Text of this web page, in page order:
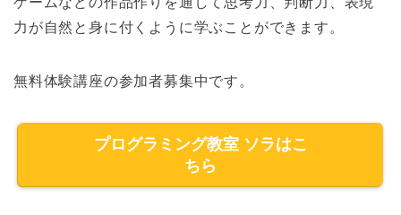
力が自然と身に付くように学ぶことができます。
無料体験講座の参加者募集中です。
プログラミング教室 ソラはこ
ちら